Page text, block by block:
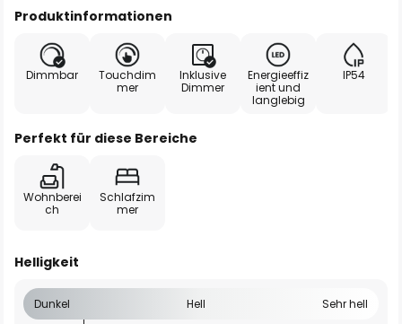
Produktinformationen
Dimmbar
Touchdim
mer
Inklusive
Dimmer
Energieeffiz
ient und
langlebig
IP54
Perfekt für diese Bereiche
Wohnberei
ch
Schlafzim
mer
Helligkeit
Dunkel Hell Sehr hell